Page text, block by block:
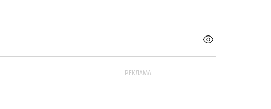
РЕКЛАМА: